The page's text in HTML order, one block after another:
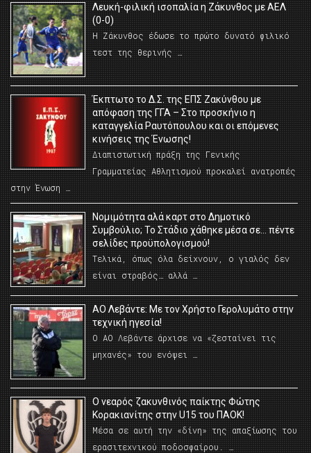
Λευκή-φιλική ισοπαλία η Ζάκυνθος με ΑΕΛ
(0-0)
Η Ζάκυνθος έδωσε το πρώτο δυνατό φιλικό
τεστ της θερινής …
Έκπτωτο το Δ.Σ. της ΕΠΣ Ζακύνθου με
απόφαση της ΓΓΑ – Στο προσκήνιο η
καταγγελία Ραυτόπουλου και οι επόμενες
κινήσεις της Ένωσης!
Διαπιστωτική πράξη της Γενικής
Γραμματείας Αθλητισμού προκαλεί ανατροπές
στην Ένωση …
Νομιμότητα αλά καρτ στο Δημοτικό
Συμβούλιο; Το Στάδιο χάθηκε μέσα σε… πέντε
σελίδες προϋπολογισμού!
Τελικά, όπως όλα δείχνουν, ο γιαλός δεν
είναι στραβός… αλλά …
ΑΟ Λεβάντε: Με τον Χρήστο Γερολυμάτο στην
τεχνική ηγεσία!
Ο ΑΟ Λεβάντε άρχισε να «ζεσταίνει τις
μηχανές» του ενόψει …
O νεαρός ζακυνθινός παίκτης Φώτης
Κορακιανίτης στην U15 του ΠΑΟΚ!
Μέσα σε αυτή την «δίνη» της απαξίωσης του
ερασιτεχνικού ποδοσφαίρου. …